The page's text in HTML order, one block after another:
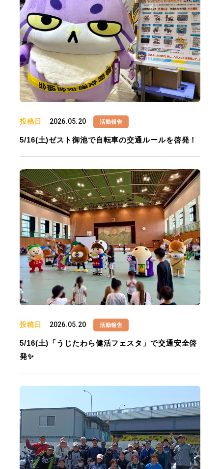
投稿日 2026.05.20 活動報告
5/16(土)ゼスト御池で自転車の交通ルールを啓発！
投稿日 2026.05.20 活動報告
5/16(土)「うじたわら健活フェスタ」で交通安全啓
発✨